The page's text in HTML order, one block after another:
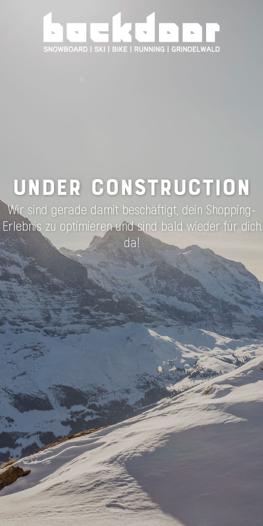
UNDER CONSTRUCTION
Wir sind gerade damit beschäftigt, dein Shopping-
Erlebnis zu optimieren und sind bald wieder für dich
da!